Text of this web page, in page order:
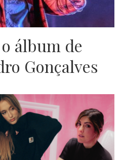
álbum de
Gonçalves